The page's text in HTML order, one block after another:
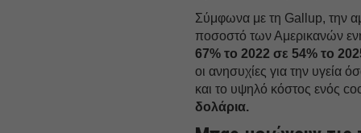
Σύμφωνα με τη Gallup, την
ποσοστό των Αμερικανών
67% το 2022 σε 54% το
οι ανησυχίες για την υγεία
και το υψηλό κόστος ενός
δολάρια.